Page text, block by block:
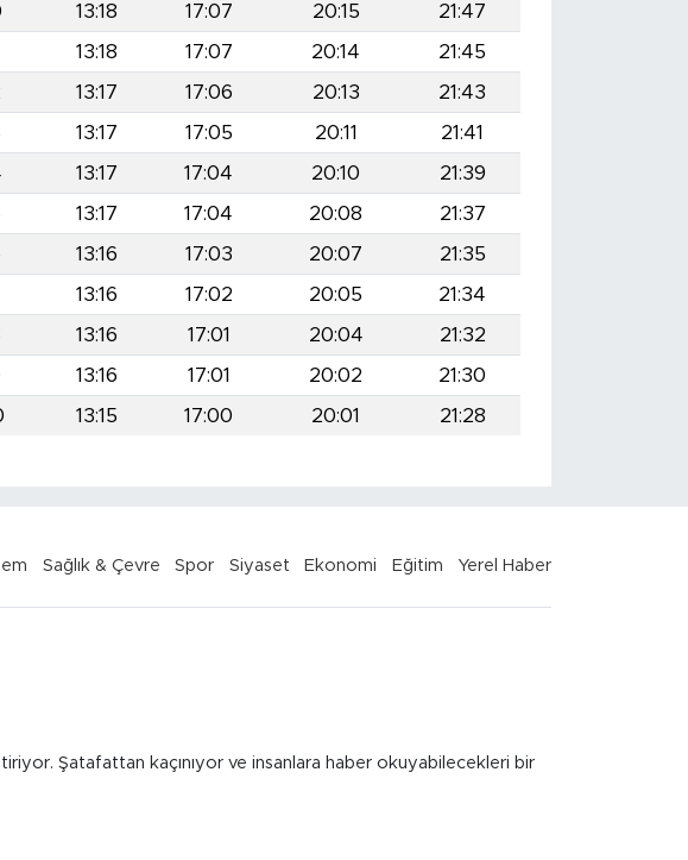
13:18 17:07 20:15
21:47
13:18 17:07 20:14
21:45
13:17 17:06 20:13
21:43
13:17 17:05 20:11
21:41
13:17 17:04 20:10
21:39
13:17 17:04 20:08
21:37
13:16 17:03 20:07
21:35
13:16 17:02 20:05
21:34
13:16 17:01 20:04
21:32
13:16 17:01 20:02
21:30
13:15 17:00 20:01 21:28
Sağlık & Çevre Spor Siyaset Ekonomi Eğitim Yerel Haber
Şatafattan kaçınıyor ve insanlara haber okuyabilecekleri bir